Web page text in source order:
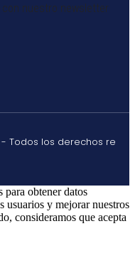
nuestro newsletter
Todos los derechos re
obtener datos
usuarios y mejorar nuestros
consideramos que acepta